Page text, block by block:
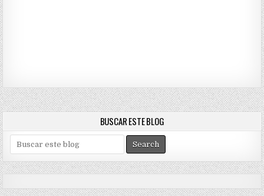
BUSCAR ESTE BLOG
e
a
r
c